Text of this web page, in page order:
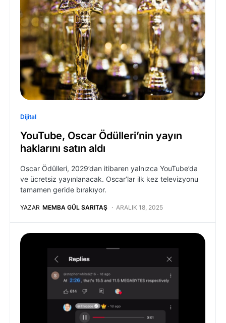
Dijital
YouTube, Oscar Ödülleri’nin yayın
haklarını satın aldı
Oscar Ödülleri, 2029’dan itibaren yalnızca YouTube’da
ve ücretsiz yayınlanacak. Oscar’lar ilk kez televizyonu
tamamen geride bırakıyor.
YAZAR MEMBA GÜL SARITAŞ ARALIK 18, 2025